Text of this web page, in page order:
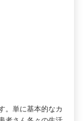
。単に基本的なカ